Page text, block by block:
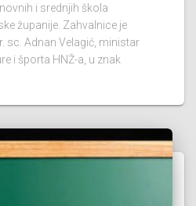
i srednjih škola
županije. Zahvalnice je
sc. Adnan Velagić, ministar
i športa HNŽ-a, u znak